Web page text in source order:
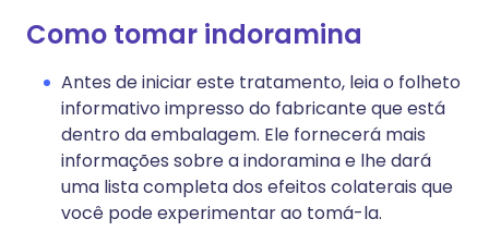
Como tomar indoramina
Antes de iniciar este tratamento, leia o folheto
informativo impresso do fabricante que está
dentro da embalagem. Ele fornecerá mais
informações sobre a indoramina e lhe dará
uma lista completa dos efeitos colaterais que
você pode experimentar ao tomá-la.